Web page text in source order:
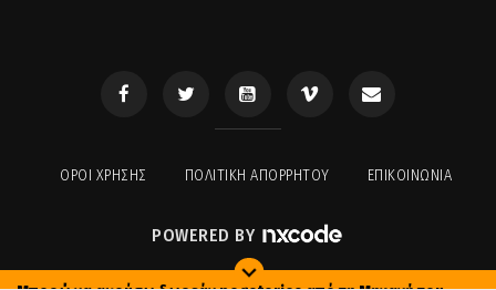
ΟΡΟΙ ΧΡΉΣΗΣ ΠΟΛΙΤΙΚΉ ΑΠΟΡΡΉΤΟΥ ΕΠΙΚΟΙΝΩΝΊΑ
POWERED BY